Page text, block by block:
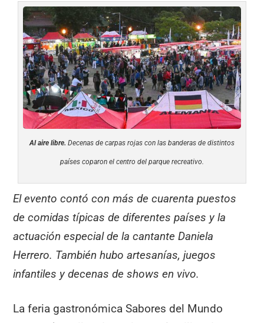
Al aire libre. Decenas de carpas rojas con las banderas de distintos
países coparon el centro del parque recreativo.
El evento contó con más de cuarenta puestos
de comidas típicas de diferentes países y la
actuación especial de la cantante Daniela
Herrero. También hubo artesanías, juegos
infantiles y decenas de shows en vivo.
La feria gastronómica Sabores del Mundo